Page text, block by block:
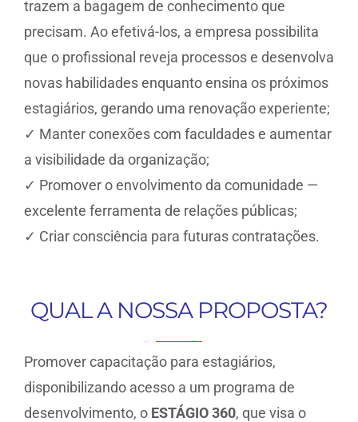
trazem a bagagem de conhecimento que
precisam. Ao efetivá-los, a empresa possibilita
que o profissional reveja processos e desenvolva
novas habilidades enquanto ensina os próximos
estagiários, gerando uma renovação experiente;
✓ Manter conexões com faculdades e aumentar
a visibilidade da organização;
✓ Promover o envolvimento da comunidade —
excelente ferramenta de relações públicas;
✓ Criar consciência para futuras contratações.
QUAL A NOSSA PROPOSTA?
Promover capacitação para estagiários,
disponibilizando acesso a um programa de
desenvolvimento, o ESTÁGIO 360, que visa o